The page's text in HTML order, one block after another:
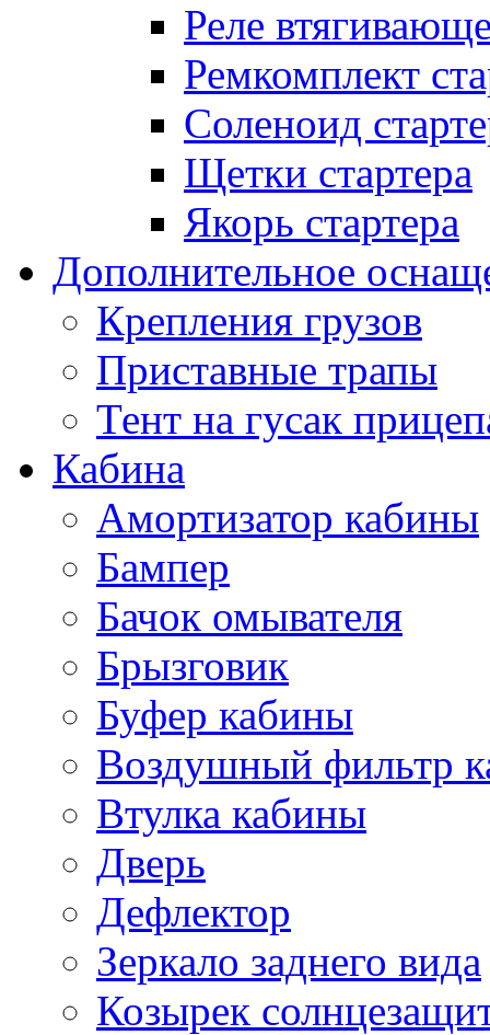
Реле
Ремкомплект
Соленоид
Щетки стартера
Якорь стартера
Дополнительное
Крепления грузов
Приставные трапы
Тент на гусак
Кабина
Амортизатор кабины
Бампер
Бачок омывателя
Брызговик
Буфер кабины
Воздушный фильтр
Втулка кабины
Дверь
Дефлектор
Зеркало заднего вида
Козырек